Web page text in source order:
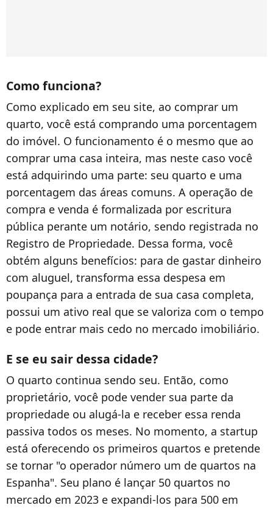
Como funciona?
Como explicado em seu site, ao comprar um
quarto, você está comprando uma porcentagem
do imóvel. O funcionamento é o mesmo que ao
comprar uma casa inteira, mas neste caso você
está adquirindo uma parte: seu quarto e uma
porcentagem das áreas comuns. A operação de
compra e venda é formalizada por escritura
pública perante um notário, sendo registrada no
Registro de Propriedade. Dessa forma, você
obtém alguns benefícios: para de gastar dinheiro
com aluguel, transforma essa despesa em
poupança para a entrada de sua casa completa,
possui um ativo real que se valoriza com o tempo
e pode entrar mais cedo no mercado imobiliário.
E se eu sair dessa cidade?
O quarto continua sendo seu. Então, como
proprietário, você pode vender sua parte da
propriedade ou alugá-la e receber essa renda
passiva todos os meses. No momento, a startup
está oferecendo os primeiros quartos e pretende
se tornar "o operador número um de quartos na
Espanha". Seu plano é lançar 50 quartos no
mercado em 2023 e expandi-los para 500 em